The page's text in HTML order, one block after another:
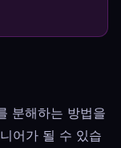
분해하는 방법을
어가 될 수 있습